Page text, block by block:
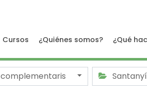
Cursos ¿Quiénes somos? ¿Qué
complementaris
Santanyí